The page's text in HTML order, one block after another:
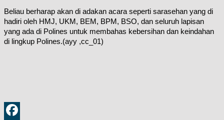
Beliau berharap akan di adakan acara seperti sarasehan yang di
hadiri oleh HMJ, UKM, BEM, BPM, BSO, dan seluruh lapisan
yang ada di Polines untuk membahas kebersihan dan keindahan
di lingkup Polines.(ayy ,cc_01)